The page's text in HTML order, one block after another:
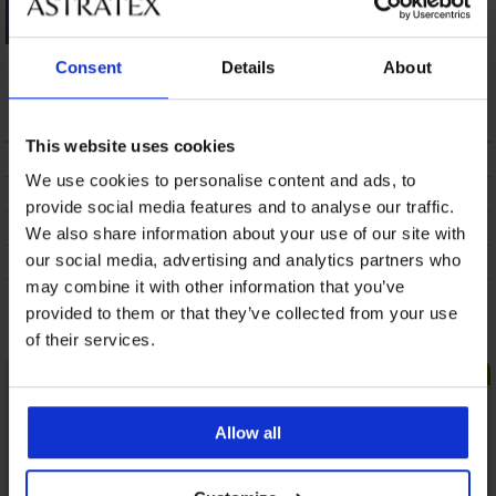
Consent Details About
This website uses cookies
We use cookies to personalise content and ads, to
provide social media features and to analyse our traffic.
We also share information about your use of our site with
our social media, advertising and analytics partners who
may combine it with other information that you’ve
provided to them or that they’ve collected from your use
of their services.
Allow all
Sport bh ONLY Play
ONPSis
15,49 €
BESCHRIJVING
VERZENDING EN BETALING
RUILEN
ONDERHOUD EN WASSEN
Misschien vindt u dit ook leuk